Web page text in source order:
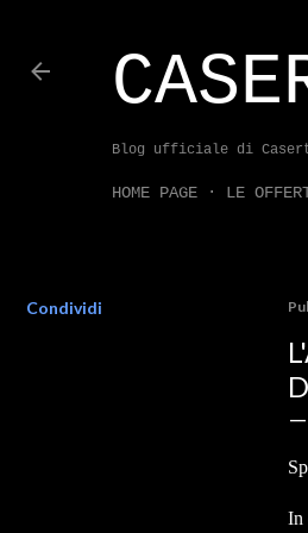
Blog ufficiale di
HOME PAGE LE
Condividi
In